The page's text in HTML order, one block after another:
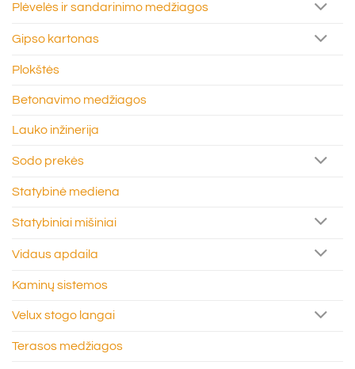
Plėvelės ir sandarinimo medžiagos
Gipso kartonas
Plokštės
Betonavimo medžiagos
Lauko inžinerija
Sodo prekės
Statybinė mediena
Statybiniai mišiniai
Vidaus apdaila
Kaminų sistemos
Velux stogo langai
Terasos medžiagos